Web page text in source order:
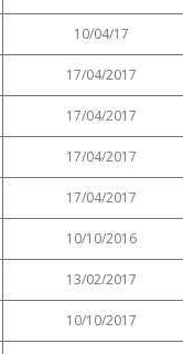
10/04/17
17/04/2017
17/04/2017
17/04/2017
17/04/2017
10/10/2016
13/02/2017
10/10/2017